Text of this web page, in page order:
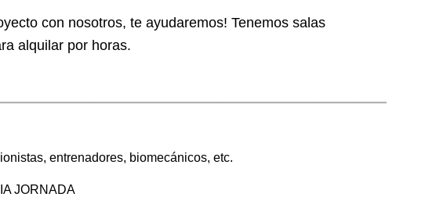
con nosotros, te ayudaremos! Tenemos salas
alquilar por horas.
entrenadores, biomecánicos, etc.
JORNADA